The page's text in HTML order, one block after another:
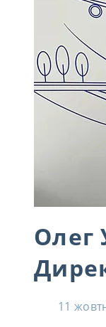
Олег
11